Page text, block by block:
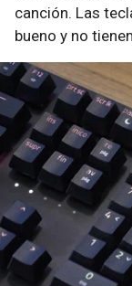
canción. Las
bueno y no